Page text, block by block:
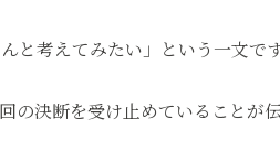
考えてみたい」という一文です
の決断を受け止めていることが